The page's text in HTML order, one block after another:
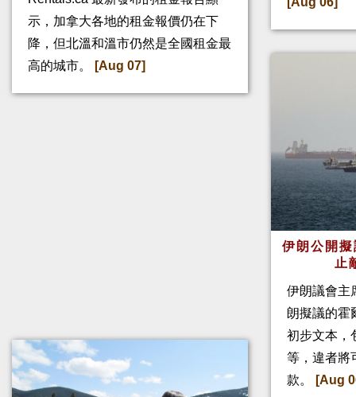
示，加拿大各地的租金報價仍在下
降，但北溫和溫市仍然是全國租金最
高的城市。
[Aug 07]
伊朗公開
止
伊朗議會主
朗擬議的霍
初步文本，
等，違者將
款。
[Aug